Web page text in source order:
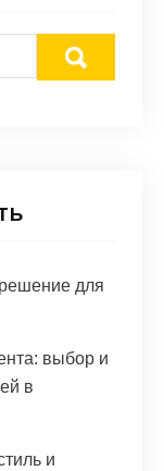
для
выбор и
в
и